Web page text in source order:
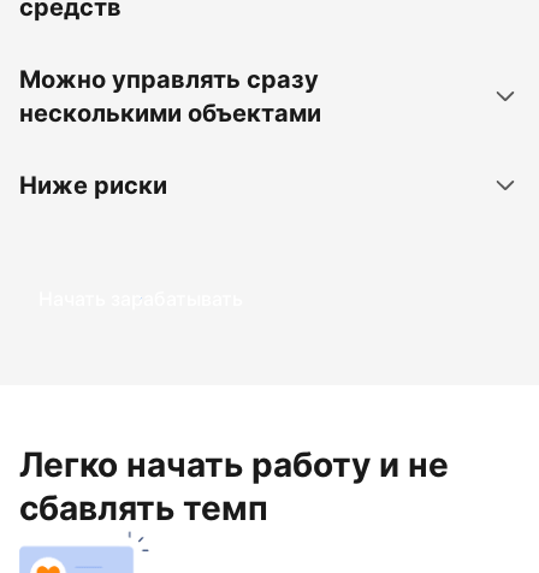
средств
Можно управлять сразу
несколькими объектами
Ниже риски
Начать зарабатывать
Легко начать работу и не
сбавлять темп